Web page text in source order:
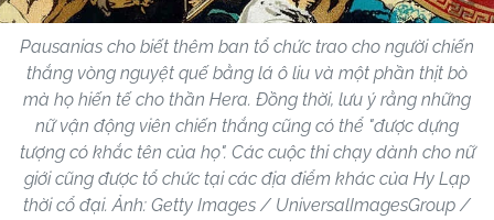
Pausanias cho biết thêm ban tổ chức trao cho người chiến
thắng vòng nguyệt quế bằng lá ô liu và một phần thịt bò
mà họ hiến tế cho thần Hera. Đồng thời, lưu ý rằng những
nữ vận động viên chiến thắng cũng có thể "được dựng
tượng có khắc tên của họ". Các cuộc thi chạy dành cho nữ
giới cũng được tổ chức tại các địa điểm khác của Hy Lạp
thời cổ đại. Ảnh: Getty Images / UniversalImagesGroup /